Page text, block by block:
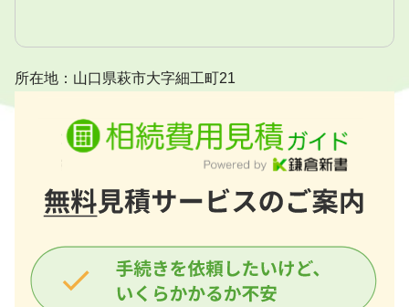
所在地：山口県萩市大字細工町21